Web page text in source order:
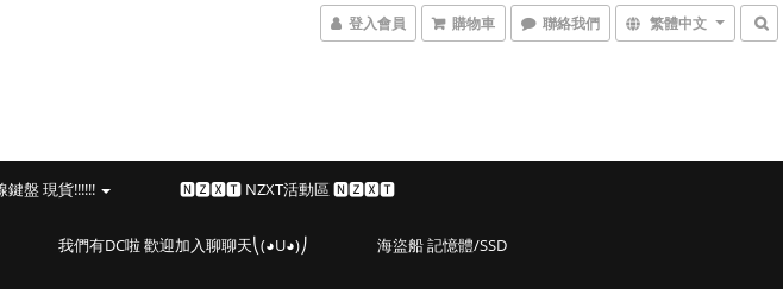
登入會員 購物車 聯絡我們 繁體中文
鍵盤 現貨!!!!!! 🅽🆉🆇🆃 NZXT活動區 🅽🆉🆇🆃
我們有DC啦 歡迎加入聊聊天⎝(◕U◕)⎠ 海盜船 記憶體/SSD